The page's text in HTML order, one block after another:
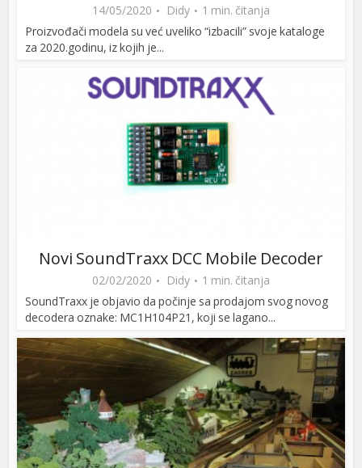
14/05/2020 Didy
1 min. čitanja
Proizvođači modela su već uveliko “izbacili” svoje kataloge
za 2020.godinu, iz kojih je...
Novi SoundTraxx DCC Mobile Decoder
02/02/2020 Didy
1 min. čitanja
SoundTraxx je objavio da počinje sa prodajom svog novog
decodera oznake: MC1H104P21, koji se lagano...